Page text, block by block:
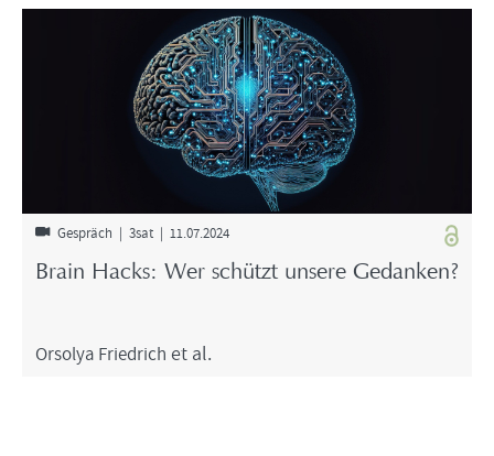
Ge­spräch | 3sat | 11.07.2024
Brain Hacks: Wer schützt un­se­re Ge­dan­ken?
Orso­lya Fried­rich et al.